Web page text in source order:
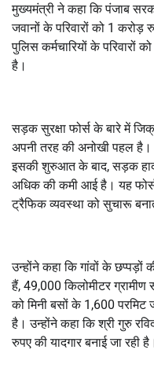
मुख्यमंत्री ने कहा कि पंजाब
जवानों के परिवारों को 1
पुलिस कर्मचारियों के परिवारों
है।
सड़क सुरक्षा फोर्स के बारे में
अपनी तरह की अनोखी पहल है।
इसकी शुरुआत के बाद, सड़क
अधिक की कमी आई है। यह
ट्रैफिक व्यवस्था को सुचारू
उन्होंने कहा कि गांवों के छप्पड़ों
हैं, 49,000 किलोमीटर
को मिनी बसों के 1,600 परमिट
है। उन्होंने कहा कि श्री गुरु
रुपए की यादगार बनाई जा रही है।